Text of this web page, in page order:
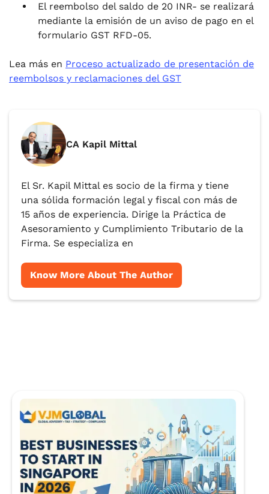
El reembolso del saldo de 20 INR- se realizará
mediante la emisión de un aviso de pago en el
formulario GST RFD-05.
Lea más en Proceso actualizado de presentación de
reembolsos y reclamaciones del GST
CA Kapil Mittal
El Sr. Kapil Mittal es socio de la firma y tiene
una sólida formación legal y fiscal con más de
15 años de experiencia. Dirige la Práctica de
Asesoramiento y Cumplimiento Tributario de la
Firma. Se especializa en
Know More About The Author